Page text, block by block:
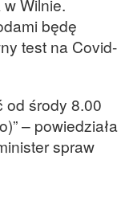
Wilnie.
będę
test na Covid-
od środy 8.00
– powiedziała
spraw